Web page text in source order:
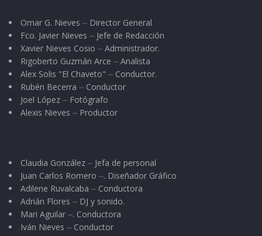
Omar G. Nieves ⏤ Director General
Fco. Javier Nieves ⏤ Jefe de Redacción
Xavier Nieves Cosio ⏤ Administrador.
Rigoberto Guzmán Arce ⏤ Analista
Alex Solis "El Chaveto" ⏤ Conductor.
Rubén Becerra ⏤ Conductor
Joel López ⏤ Fotógrafo
Alexis Nieves ⏤ Productor
Claudia González ⏤ Jefa de personal
Juan Carlos Romero ⏤. Diseñador Gráfico
Adilene Ruvalcaba ⏤ Conductora
Adrián Flores ⏤ DJ y sonido.
Mari Aguilar ⏤. Conductora
Iván Nieves ⏤ Conductor